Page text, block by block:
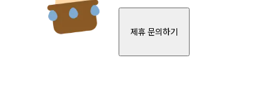
제휴 문의하기